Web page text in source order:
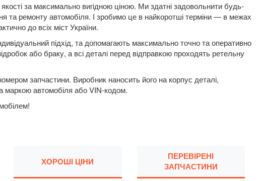
за максимально вигідною ціною. Ми здатні задовольнити будь-
та ремонту автомобіля. І зробимо це в найкоротші терміни — в межах
до всіх міст України.
підхід, та допомагають максимально точно та оперативно
або браку, а всі деталі перед відправкою проходять ретельну
запчастини. Виробник наносить його на корпус деталі,
маркою автомобіля або VIN-кодом.
ХОРОШІ ЦІНИ
ПЕРЕВІРЕНІ
ЗАПЧАСТИНИ